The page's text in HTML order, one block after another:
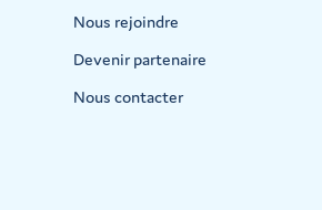
Nous rejoindre
Devenir partenaire
Nous contacter